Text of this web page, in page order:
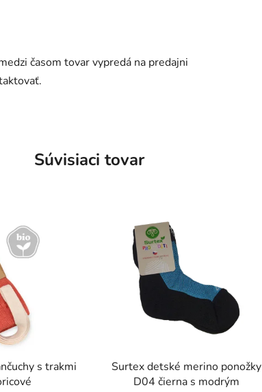
časom tovar vypredá na predajni
Súvisiaci tovar
s trakmi
Surtex detské merino ponožky
D04 čierna s modrým